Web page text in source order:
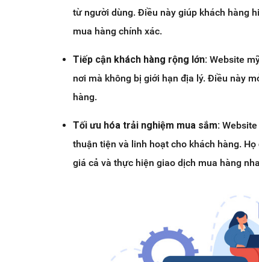
từ người dùng. Điều này giúp khách hàng
mua hàng chính xác.
Tiếp cận khách hàng rộng lớn: Website
nơi mà không bị giới hạn địa lý. Điều này
hàng.
Tối ưu hóa trải nghiệm mua sắm:
thuận tiện và linh hoạt cho khách hàng.
giá cả và thực hiện giao dịch mua hàng